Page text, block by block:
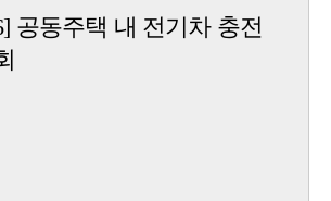
공동주택 내 전기차 충전